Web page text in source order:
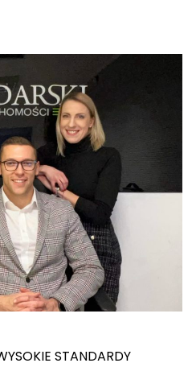
STANDARDY